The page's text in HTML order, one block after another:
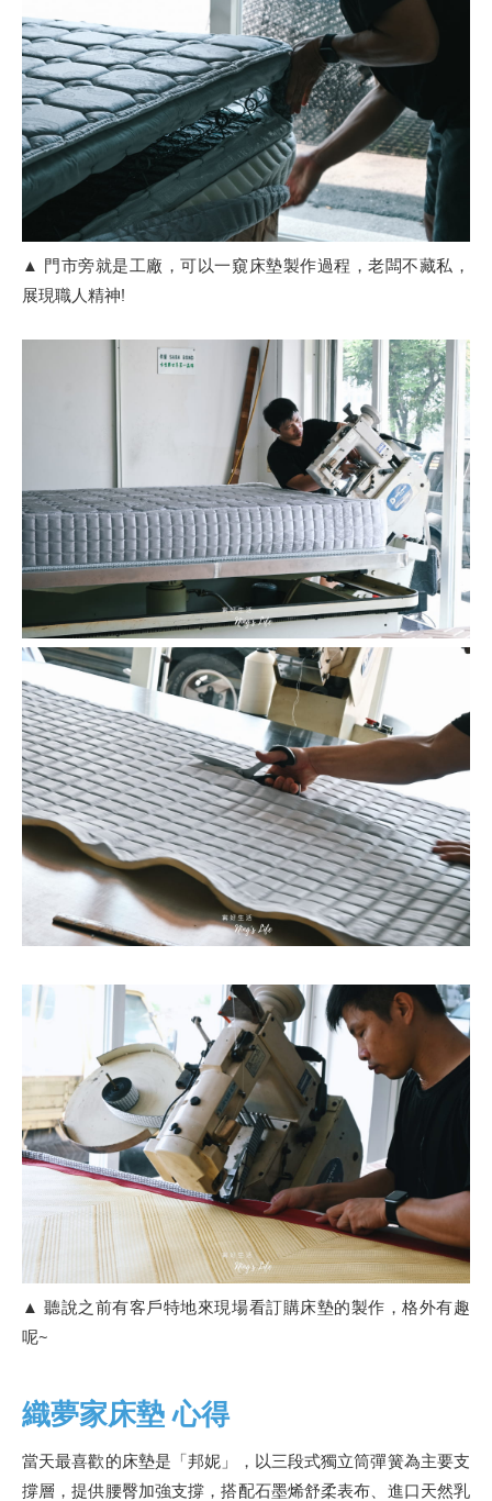
▲ 門市旁就是工廠，可以一窺床墊製作過程，老闆不藏私，
展現職人精神!
▲ 聽說之前有客戶特地來現場看訂購床墊的製作，格外有趣
呢~
織夢家床墊 心得
當天最喜歡的床墊是「邦妮」，以三段式獨立筒彈簧為主要支
撐層，提供腰臀加強支撐，搭配石墨烯舒柔表布、進口天然乳